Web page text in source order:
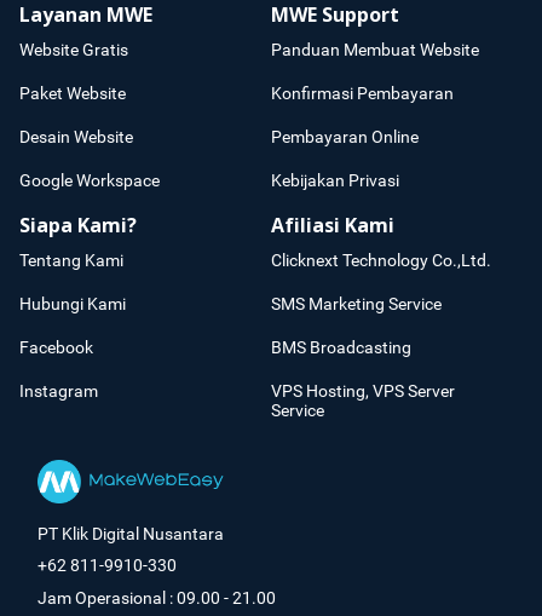
Layanan MWE
Website Gratis
Paket Website
Desain Website
Google Workspace
MWE Support
Panduan Membuat Website
Konfirmasi Pembayaran
Pembayaran Online
Kebijakan Privasi
Siapa Kami?
Tentang Kami
Hubungi Kami
Facebook
Instagram
Afiliasi Kami
Clicknext Technology Co.,Ltd.
SMS Marketing Service
BMS Broadcasting
VPS Hosting, VPS Server
Service
PT Klik Digital Nusantara
+62 811-9910-330
Jam Operasional : 09.00 - 21.00